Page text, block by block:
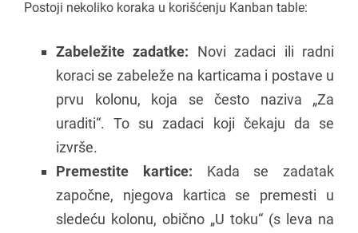
Postoji nekoliko koraka u korišćenju Kanban table:
Zabeležite zadatke: Novi zadaci ili radni
koraci se zabeleže na karticama i postave u
prvu kolonu, koja se često naziva „Za
uraditi“. To su zadaci koji čekaju da se
izvrše.
Premestite kartice: Kada se zadatak
započne, njegova kartica se premesti u
sledeću kolonu, obično „U toku“ (s leva na